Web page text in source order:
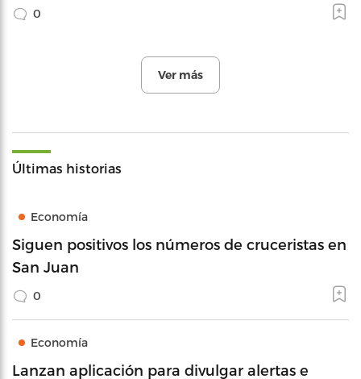
0
Ver más
Últimas historias
Economía
Siguen positivos los números de cruceristas en
San Juan
0
Economía
Lanzan aplicación para divulgar alertas e